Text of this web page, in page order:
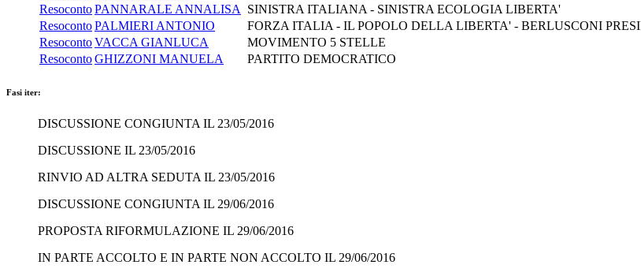
ResocontoPANNARALE ANNALISA
SINISTRA ITALIANA - SINISTRA ECOLOGIA LIBERTA'
ResocontoPALMIERI ANTONIO
FORZA ITALIA - IL POPOLO DELLA LIBERTA' - BERLUSCONI
ResocontoVACCA GIANLUCA
MOVIMENTO 5 STELLE
ResocontoGHIZZONI MANUELA PARTITO DEMOCRATICO
Fasi iter:
DISCUSSIONE CONGIUNTA IL 23/05/2016
DISCUSSIONE IL 23/05/2016
RINVIO AD ALTRA SEDUTA IL 23/05/2016
DISCUSSIONE CONGIUNTA IL 29/06/2016
PROPOSTA RIFORMULAZIONE IL 29/06/2016
IN PARTE ACCOLTO E IN PARTE NON ACCOLTO IL 29/06/2016